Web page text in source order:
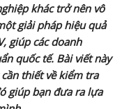
khác trở nên vô
giải pháp hiệu quả
giúp các doanh
quốc tế. Bài viết này
thiết về kiểm tra
giúp bạn đưa ra lựa